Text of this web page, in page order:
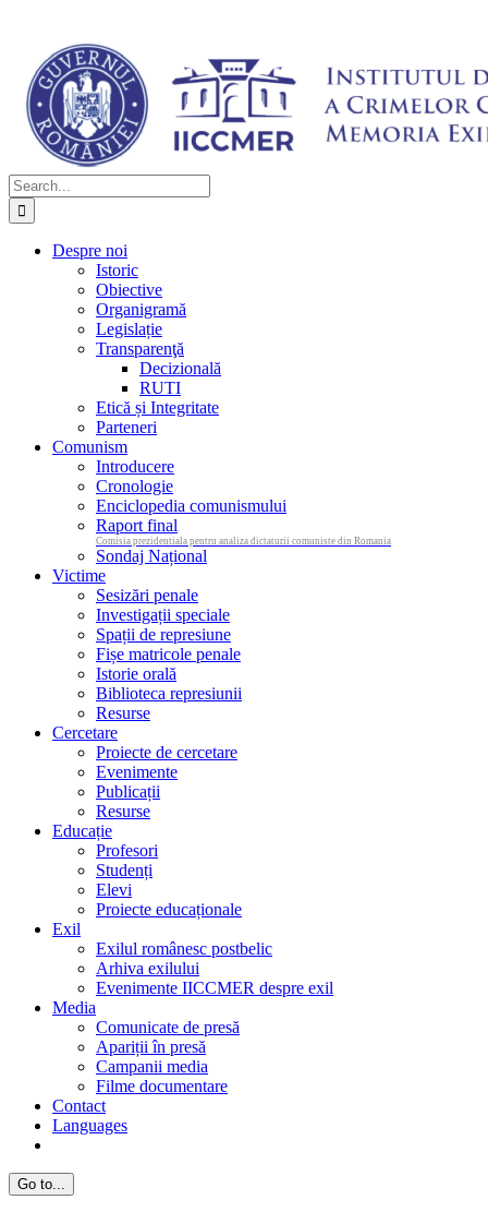
Search
for:
Despre noi
Istoric
Obiective
Organigramă
Legislație
Transparenţă
Decizională
RUTI
Etică și Integritate
Parteneri
Comunism
Introducere
Cronologie
Enciclopedia comunismului
Raport final
Comisia prezidentiala pentru analiza dictaturii comuniste din Romania
Sondaj Național
Victime
Sesizări penale
Investigații speciale
Spații de represiune
Fișe matricole penale
Istorie orală
Biblioteca represiunii
Resurse
Cercetare
Proiecte de cercetare
Evenimente
Publicații
Resurse
Educație
Profesori
Studenți
Elevi
Proiecte educaționale
Exil
Exilul românesc postbelic
Arhiva exilului
Evenimente IICCMER despre exil
Media
Comunicate de presă
Apariții în presă
Campanii media
Filme documentare
Contact
Languages
Go to...